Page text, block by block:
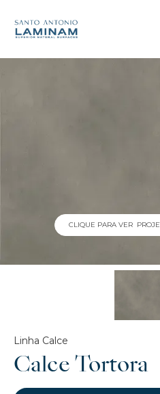
CLIQUE PARA VER
Linha Calce
Calce Tortora